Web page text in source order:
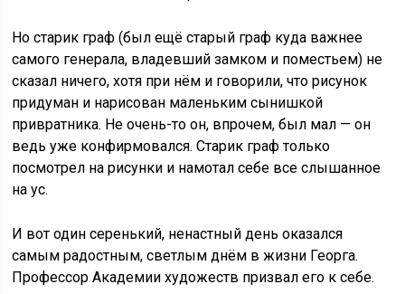
Но старик граф (был ещё старый граф куда важнее
самого генерала, владевший замком и поместьем) не
сказал ничего, хотя при нём и говорили, что рисунок
придуман и нарисован маленьким сынишкой
привратника. Не очень-то он, впрочем, был мал — он
ведь уже конфирмовался. Старик граф только
посмотрел на рисунки и намотал себе все слышанное
на ус.
И вот один серенький, ненастный день оказался
самым радостным, светлым днём в жизни Георга.
Профессор Академии художеств призвал его к себе.